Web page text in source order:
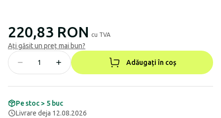
220,83 RON cu TVA
Ați găsit un preț mai bun?
Adăugați în coș
Pe stoc > 5 buc
Livrare deja 12.08.2026